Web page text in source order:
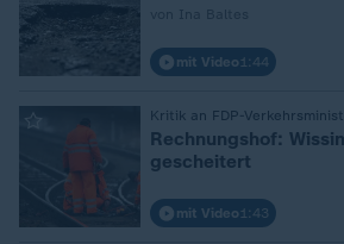
mit Video 1:44
Kritik an FDP-
Rechnungshof:
gescheitert
mit Video 1:43